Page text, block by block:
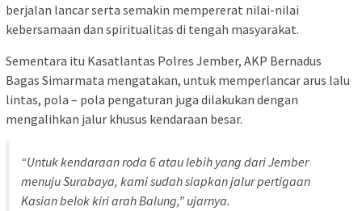
berjalan lancar serta semakin mempererat nilai-nilai
kebersamaan dan spiritualitas di tengah masyarakat.
Sementara itu Kasatlantas Polres Jember, AKP Bernadus
Bagas Simarmata mengatakan, untuk memperlancar arus lalu
lintas, pola – pola pengaturan juga dilakukan dengan
mengalihkan jalur khusus kendaraan besar.
“Untuk kendaraan roda 6 atau lebih yang dari Jember
menuju Surabaya, kami sudah siapkan jalur pertigaan
Kasian belok kiri arah Balung,” ujarnya.